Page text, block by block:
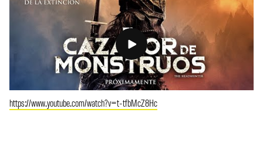
https://www.youtube.com/watch?v=t-tfbMcZ8Hc